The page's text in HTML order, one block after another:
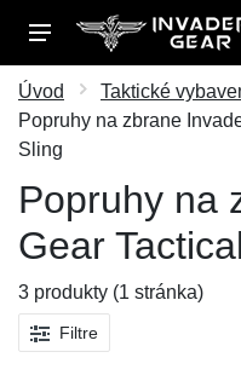
Úvod Taktické
Popruhy na zbrane
Sling
Popruhy na
Gear
3 produkty (1 stránka)
Filtre